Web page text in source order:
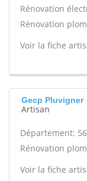
Rénovation
Rénovation
Voir la fiche
Gecp Pluvigner
Artisan
Département: 56
Rénovation
Voir la fiche